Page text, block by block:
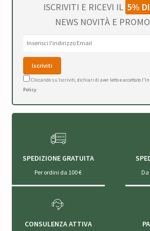
ISCRIVITI E RICEVI IL 5%
NEWS NOVITÀ E
Cliccando su Iscriviti, dichiari di aver letto e accettato
Policy.
SPEDIZIONE GRATUITA
Per ordini da 100 €
CONSULENZA ATTIVA